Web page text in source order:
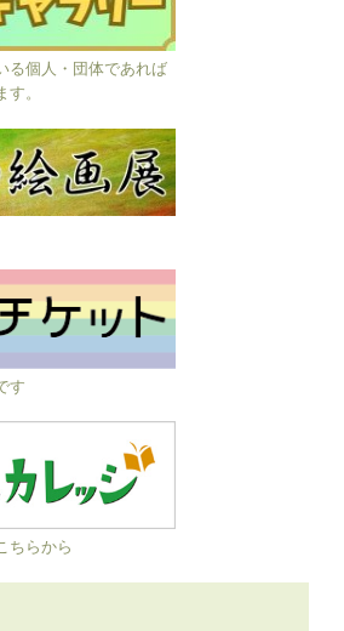
る個人・団体であれば
。
す
ちらから